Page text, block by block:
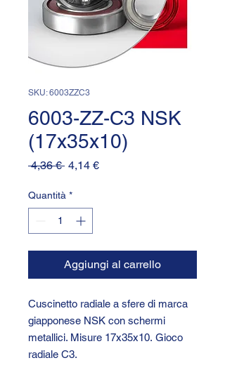
SKU: 6003ZZC3
6003-ZZ-C3 NSK
(17x35x10)
4,36 € Prezzo
4,14 €Prezzo
Quantità *
Aggiungi al carrello
Cuscinetto radiale a sfere di marca
giapponese NSK con schermi
metallici. Misure 17x35x10. Gioco
radiale C3.